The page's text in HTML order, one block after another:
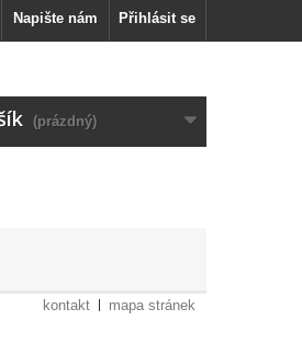
Přihlásit se
Napište nám
(prázdný)
kontakt mapa stránek